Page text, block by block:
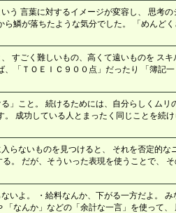
う 言葉に対するイメージが変容し、 思考の
ら鱗が落ちたような気分でした。 「めんどく
すごく難しいもの、高くて遠いものを スキ
、「ＴＯＥＩＣ９００点」だったり 「簿記一
」こと。 続けるためには、自分らしくムリ
成功している人とまったく同じことを続け
らないものを見つけると、 それを否定的な
。 だが、そういった表現を使うことで、
いよ。 ・給料なんか、下がる一方だよ。 み
「なんか」などの「余計な一言」を使って、